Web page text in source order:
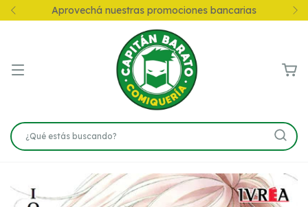
Aprovechá nuestras promociones bancarias